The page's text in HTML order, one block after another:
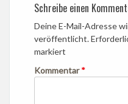
Schreibe einen
Deine E-Mail-Adresse
veröffentlicht.
markiert
Kommentar*